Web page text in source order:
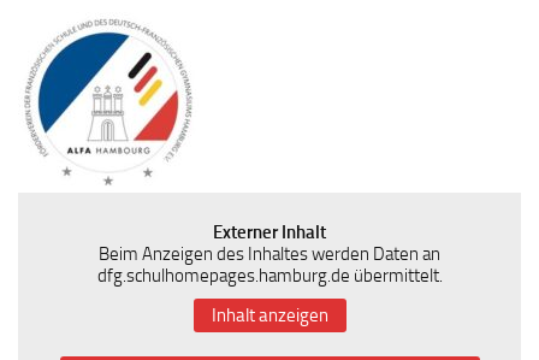
Externer Inhalt
Beim Anzeigen des Inhaltes werden Daten an
dfg.schulhomepages.hamburg.de übermittelt.
Inhalt anzeigen